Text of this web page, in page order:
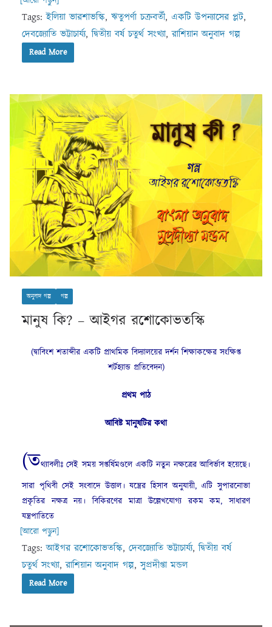
Tags:ইলিয়া ভারশাভস্কি, ঋতুপর্ণা চক্রবর্তী, একটি উপন্যাসের প্লট,
দেবজ্যোতি ভট্টাচার্য্য,দ্বিতীয় বর্ষ চতুর্থ সংখ্যা,রাশিয়ান অনুবাদ গল্প
Read More
অনুবাদ গল্প গল্প
মানুষ কি? – আইগর রশোকোভতস্কি
(দ্বাবিংশ শতাব্দীর একটি প্রাথমিক বিদ্যালয়ের দর্শন শিক্ষাকক্ষের সংক্ষিপ্ত
শর্টহ্যান্ড প্রতিবেদন)
প্রথম পাঠ
আবিষ্ট মানুষটির কথা
(তথ্যাবলীঃ সেই সময় সপ্তর্ষিমণ্ডলে একটি নতুন নক্ষত্রের আবির্ভাব হয়েছে।
সারা পৃথিবী সেই সংবাদে উত্তাল। যন্ত্রের হিসাব অনুযায়ী, এটি সুপারনোভা
প্রকৃতির নক্ষত্র নয়। বিকিরণের মাত্রা উল্লেখযোগ্য রকম কম, সাধারণ
যন্ত্রপাতিতে
[আরো পড়ুন]
Tags:আইগর রশোকোভতস্কি, দেবজ্যোতি ভট্টাচার্য্য,দ্বিতীয় বর্ষ
চতুর্থ সংখ্যা,রাশিয়ান অনুবাদ গল্প,সুপ্রদীপ্তা মন্ডল
Read More